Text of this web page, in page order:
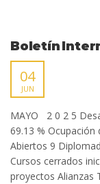
Boletín
04
JUN
MAYO 2 0 2 5
69.13 %
Abiertos 9
Cursos cerrados
proyectos Alianzas